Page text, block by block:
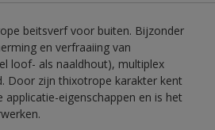
beitsverf voor buiten. Bijzonder
en verfraaiing van
loof- als naaldhout), multiplex
Door zijn thixotrope karakter kent
eigenschappen en is het